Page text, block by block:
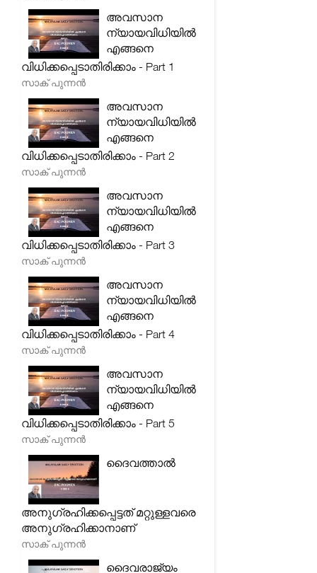
അവസാന
ന്യായവിധിയിൽ
എങ്ങനെ
വിധിക്കപ്പെടാതിരിക്കാം - Part 1
സാക് പുന്നൻ
അവസാന
ന്യായവിധിയിൽ
എങ്ങനെ
വിധിക്കപ്പെടാതിരിക്കാം - Part 2
സാക് പുന്നൻ
അവസാന
ന്യായവിധിയിൽ
എങ്ങനെ
വിധിക്കപ്പെടാതിരിക്കാം - Part 3
സാക് പുന്നൻ
അവസാന
ന്യായവിധിയിൽ
എങ്ങനെ
വിധിക്കപ്പെടാതിരിക്കാം - Part 4
സാക് പുന്നൻ
അവസാന
ന്യായവിധിയിൽ
എങ്ങനെ
വിധിക്കപ്പെടാതിരിക്കാം - Part 5
സാക് പുന്നൻ
ദൈവത്താൽ
അനുഗ്രഹിക്കപ്പെട്ടത് മറ്റുള്ളവരെ
അനുഗ്രഹിക്കാനാണ്
സാക് പുന്നൻ
ദൈവരാജ്യം